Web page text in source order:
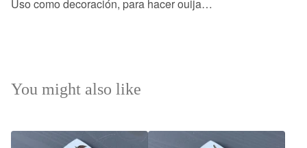
Uso como decoración, para hacer ouija…
You might also like